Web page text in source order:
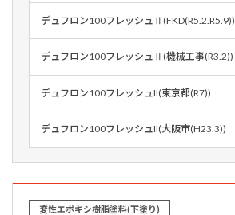
デュフロン100フレッシュⅡ(FKD(R5.2.R5.9))
デュフロン100フレッシュⅡ(機械工事(R3.2))
デュフロン100フレッシュII(東京都(R7))
デュフロン100フレッシュII(大阪市(H23.3))
変性エポキシ樹脂塗料(下塗り)